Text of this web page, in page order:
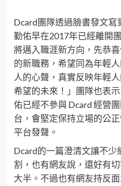
Dcard團隊透過臉書發文
勤佑早在2017年已經離開
將邁入職涯新方向，先恭
的新職務，希望同為年輕
人的心聲，真實反映年輕
希望的未來！」團隊也表
佑已經不參與 Dcard 經營
台，會堅定保持立場的公
平台發聲。
Dcard的一篇澄清文讓不少
割，也有網友說，還好有
大半。不過也有網友持反